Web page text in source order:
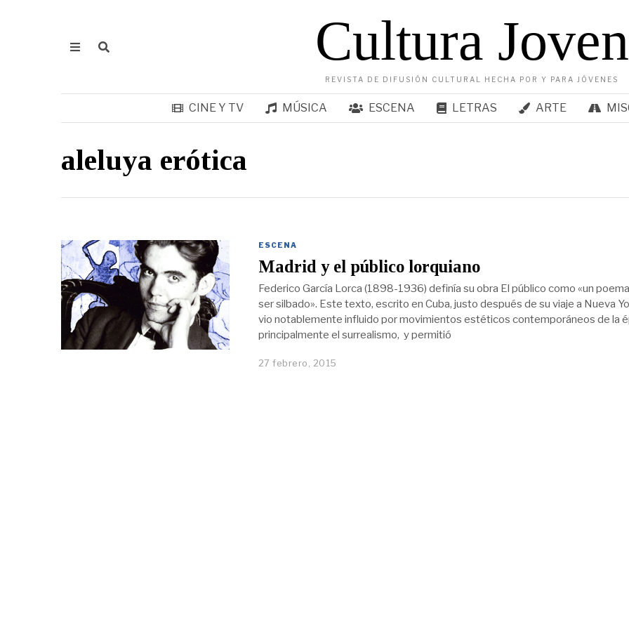
Cultura Joven
REVISTA DE DIFUSIÓN CULTURAL HECHA POR Y PARA JÓVENES
CINE Y TV MÚSICA ESCENA LETRAS ARTE
aleluya erótica
ESCENA
Madrid y el público lorquiano
Federico García Lorca (1898-1936) definía su obra El público como «un
ser silbado». Este texto, escrito en Cuba, justo después de su viaje a Nueva
vio notablemente influido por movimientos estéticos contemporáneos de la
principalmente el surrealismo, y permitió
27 febrero, 2015